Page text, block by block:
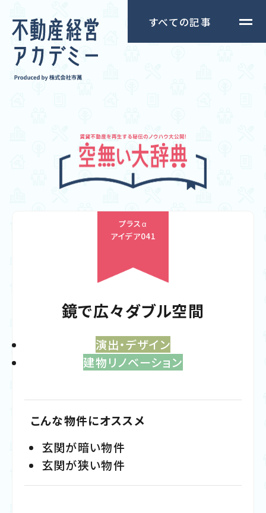
すべての記事
プラスα
アイデア041
鏡で広々ダブル空間
演出・デザイン
建物リノベーション
こんな物件にオススメ
玄関が暗い物件
玄関が狭い物件